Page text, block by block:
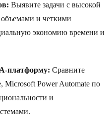
Выявите задачи с высокой
и четкими
экономию времени и
платформу: Сравните
Microsoft Power Automate по
и